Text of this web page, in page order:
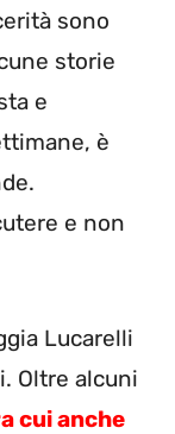
sono
storie
e
è
e non
Lucarelli
Oltre alcuni
cui anche